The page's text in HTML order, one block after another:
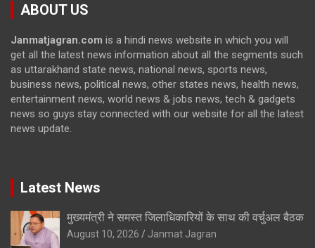
ABOUT US
Janmatjagran.com is a hindi news website in which you will
get all the latest news information about all the segments such
as uttarakhand state news, national news, sports news,
business news, political news, other states news, health news,
entertainment news, world news & jobs news, tech & gadgets
news so guys stay connected with our website for all the latest
news update.
Latest News
मुख्यमंत्री ने समस्त जिलाधिकारियों के साथ की वर्चुअल बैठक
August 10, 2026 Janmat Jagran